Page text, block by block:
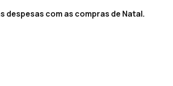
despesas com as compras de Natal.